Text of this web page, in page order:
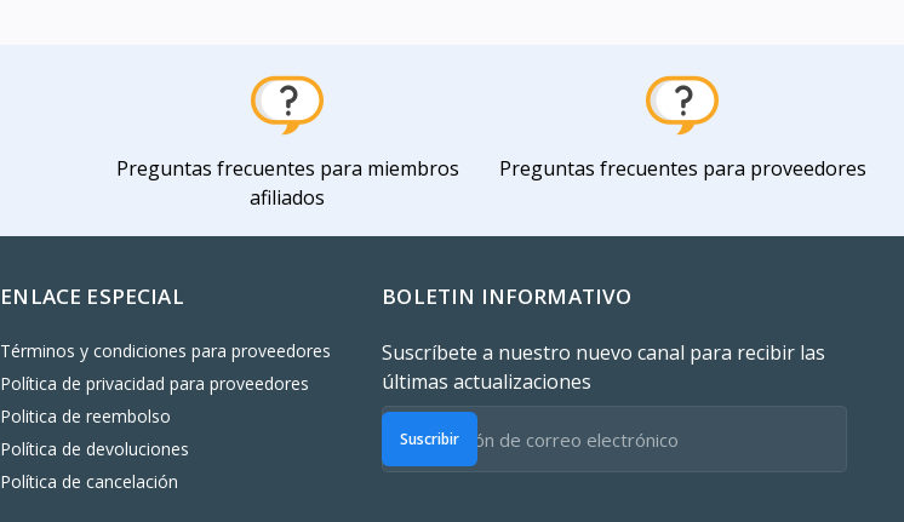
Preguntas frecuentes para miembros
afiliados
Preguntas frecuentes para proveedores
ENLACE ESPECIAL
Términos y condiciones para proveedores
Política de privacidad para proveedores
Politica de reembolso
Política de devoluciones
Política de cancelación
BOLETIN INFORMATIVO
Suscríbete a nuestro nuevo canal para recibir las
últimas actualizaciones
Suscribir